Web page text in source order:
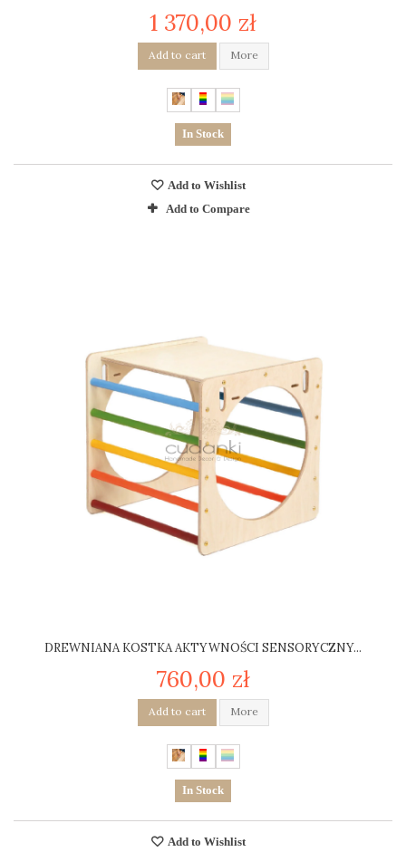
1 370,00 zł
Add to cart More
In Stock
Add to Wishlist
Add to Compare
DREWNIANA KOSTKA AKTYWNOŚCI SENSORYCZNY...
760,00 zł
Add to cart More
In Stock
Add to Wishlist